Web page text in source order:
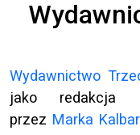
Wydawnictwo
jako redakcja
przez Marka